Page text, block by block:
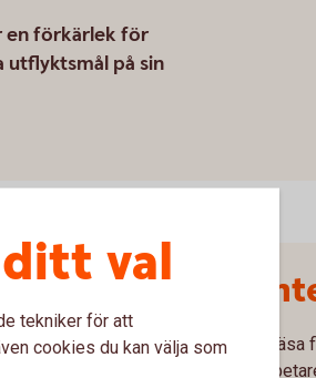
en förkärlek för
på sin
Fler
Här kan du läsa
våra
val
tekniker för att
cookies du kan välja som